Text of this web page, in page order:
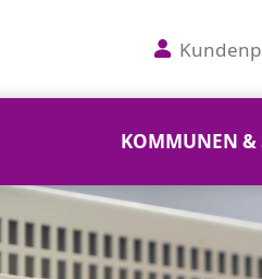
KOMMUNEN &